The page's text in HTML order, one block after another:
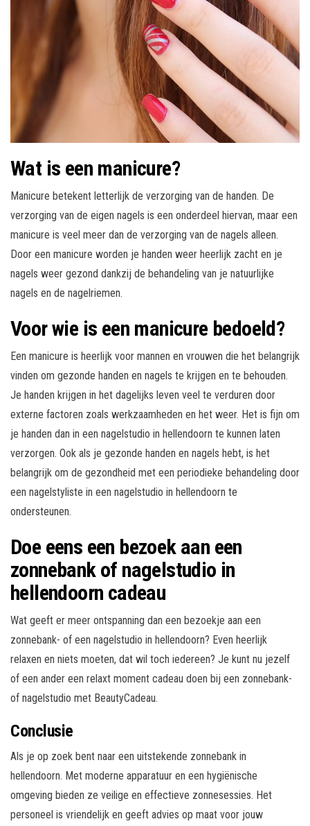
Wat is een manicure?
Manicure betekent letterlijk de verzorging van de handen. De
verzorging van de eigen nagels is een onderdeel hiervan, maar een
manicure is veel meer dan de verzorging van de nagels alleen.
Door een manicure worden je handen weer heerlijk zacht en je
nagels weer gezond dankzij de behandeling van je natuurlijke
nagels en de nagelriemen.
Voor wie is een manicure bedoeld?
Een manicure is heerlijk voor mannen en vrouwen die het belangrijk
vinden om gezonde handen en nagels te krijgen en te behouden.
Je handen krijgen in het dagelijks leven veel te verduren door
externe factoren zoals werkzaamheden en het weer. Het is fijn om
je handen dan in een nagelstudio in hellendoorn te kunnen laten
verzorgen. Ook als je gezonde handen en nagels hebt, is het
belangrijk om de gezondheid met een periodieke behandeling door
een nagelstyliste in een nagelstudio in hellendoorn te
ondersteunen.
Doe eens een bezoek aan een
zonnebank of nagelstudio in
hellendoorn cadeau
Wat geeft er meer ontspanning dan een bezoekje aan een
zonnebank- of een nagelstudio in hellendoorn? Even heerlijk
relaxen en niets moeten, dat wil toch iedereen? Je kunt nu jezelf
of een ander een relaxt moment cadeau doen bij een zonnebank-
of nagelstudio met BeautyCadeau.
Conclusie
Als je op zoek bent naar een uitstekende zonnebank in
hellendoorn. Met moderne apparatuur en een hygiënische
omgeving bieden ze veilige en effectieve zonnesessies. Het
personeel is vriendelijk en geeft advies op maat voor jouw